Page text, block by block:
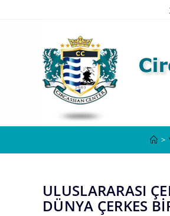
>
ULUSLARARASI
DÜNYA ÇERKES